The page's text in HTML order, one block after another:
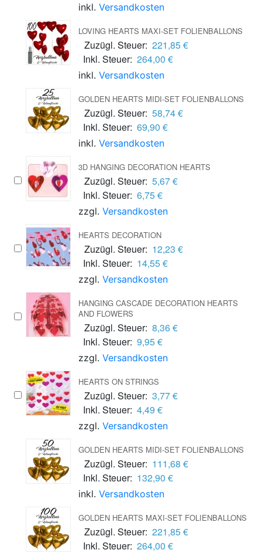
inkl. Versandkosten
LOVING HEARTS MAXI-SET FOLIENBALLONS
Zuzügl. Steuer: 221,85 €
Inkl. Steuer: 264,00 €
inkl. Versandkosten
GOLDEN HEARTS MIDI-SET FOLIENBALLONS
Zuzügl. Steuer: 58,74 €
Inkl. Steuer: 69,90 €
inkl. Versandkosten
3D HANGING DECORATION HEARTS
Zuzügl. Steuer: 5,67 €
Inkl. Steuer: 6,75 €
zzgl. Versandkosten
HEARTS DECORATION
Zuzügl. Steuer: 12,23 €
Inkl. Steuer: 14,55 €
zzgl. Versandkosten
HANGING CASCADE DECORATION HEARTS
AND FLOWERS
Zuzügl. Steuer: 8,36 €
Inkl. Steuer: 9,95 €
zzgl. Versandkosten
HEARTS ON STRINGS
Zuzügl. Steuer: 3,77 €
Inkl. Steuer: 4,49 €
zzgl. Versandkosten
GOLDEN HEARTS MIDI-SET FOLIENBALLONS
Zuzügl. Steuer: 111,68 €
Inkl. Steuer: 132,90 €
inkl. Versandkosten
GOLDEN HEARTS MAXI-SET FOLIENBALLONS
Zuzügl. Steuer: 221,85 €
Inkl. Steuer: 264,00 €